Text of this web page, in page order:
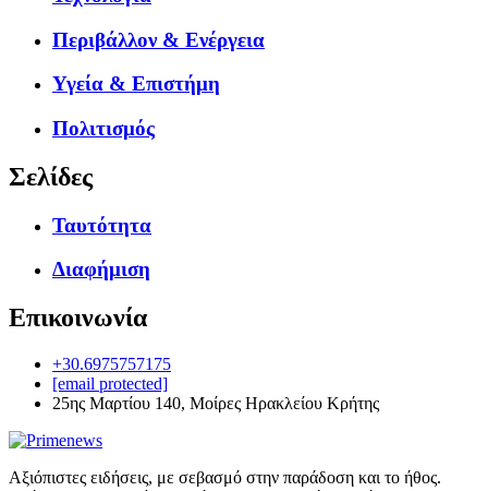
Περιβάλλον & Ενέργεια
Υγεία & Επιστήμη
Πολιτισμός
Σελίδες
Ταυτότητα
Διαφήμιση
Επικοινωνία
+30.6975757175
[email protected]
25ης Μαρτίου 140, Μοίρες Ηρακλείου Κρήτης
Αξιόπιστες ειδήσεις, με σεβασμό στην παράδοση και το ήθος.